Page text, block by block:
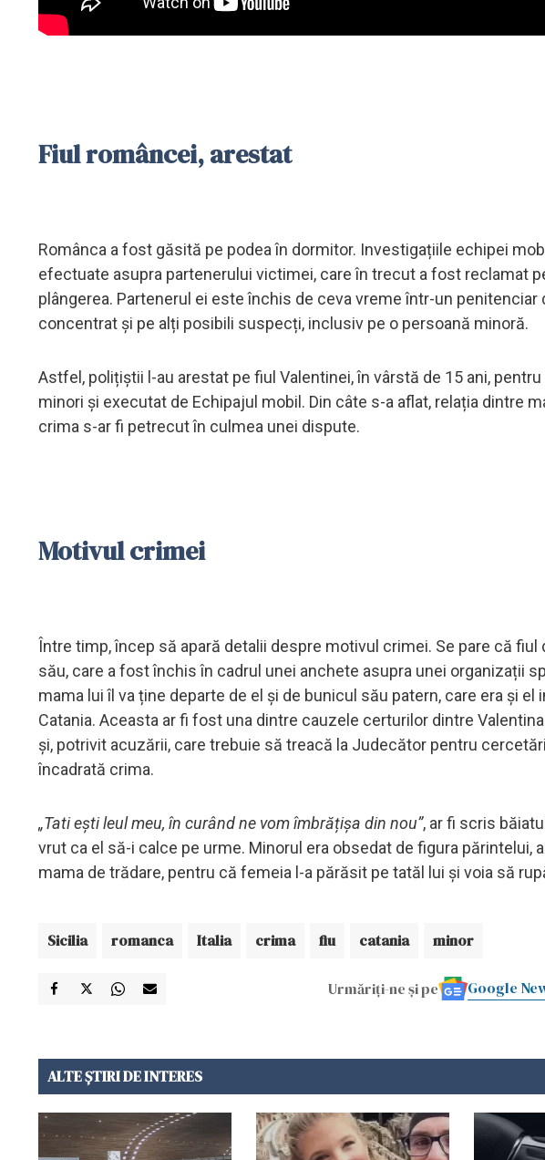
Fiul româncei, arestat
Românca a fost găsită pe podea în dormitor. Investigațiile echipei
efectuate asupra partenerului victimei, care în trecut a fost reclamat
plângerea. Partenerul ei este închis de ceva vreme într-un
concentrat și pe alți posibili suspecți, inclusiv pe o persoană minoră.
Astfel, polițiștii l-au arestat pe fiul Valentinei, în vârstă de 15 ani,
minori și executat de Echipajul mobil. Din câte s-a aflat, relația dintre
crima s-ar fi petrecut în culmea unei dispute.
Motivul crimei
Între timp, încep să apară detalii despre motivul crimei. Se pare că
său, care a fost închis în cadrul unei anchete asupra unei organizații
mama lui îl va ține departe de el și de bunicul său patern, care era și
Catania. Aceasta ar fi fost una dintre cauzele certurilor dintre
și, potrivit acuzării, care trebuie să treacă la Judecător pentru
încadrată crima.
„Tati ești leul meu, în curând ne vom îmbrățișa din nou”, ar fi scris
vrut ca el să-i calce pe urme. Minorul era obsedat de figura părintelui,
mama de trădare, pentru că femeia l-a părăsit pe tatăl lui și voia să
Sicilia romanca Italia crima fiu catania minor
Urmăriți-ne și pe Google
ALTE ȘTIRI DE INTERES